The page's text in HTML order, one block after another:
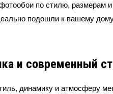
по стилю, размерам и
подошли к вашему
и современный
динамику и атмосферу